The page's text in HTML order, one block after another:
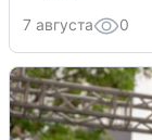
7 августа 0